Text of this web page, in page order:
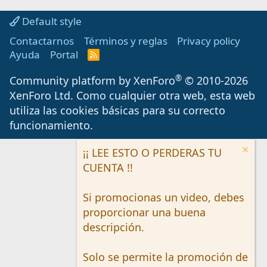
Default style
Contactarnos
Términos y reglas
Privacy policy
Ayuda
Portal
R
S
Community platform by XenForo® © 2010-2026
XenForo Ltd. Como cualquier otra web, esta web
utiliza las cookies básicas para su correcto
funcionamiento.
¡¡ LEE ESTO O PERDERAS TU
CUENTA !!
Si promocionas un video, debes
proporcionar una buena
descripción.
Solo se permite la promoción de